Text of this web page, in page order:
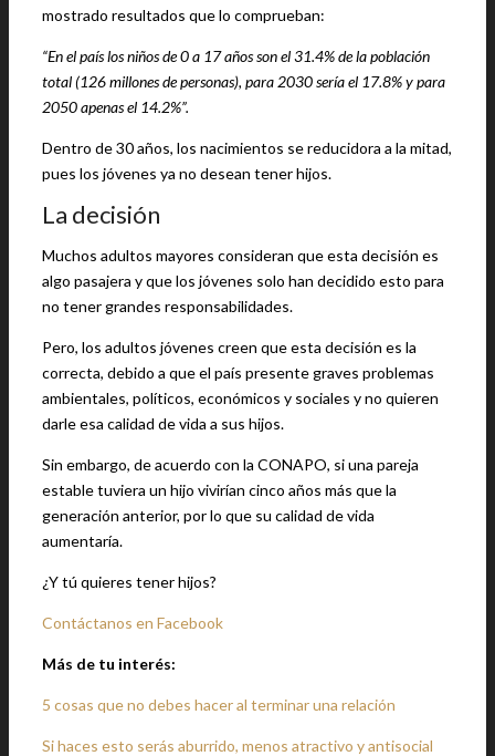
mostrado resultados que lo comprueban:
“En el país los niños de 0 a 17 años son el 31.4% de la población
total (126 millones de personas), para 2030 sería el 17.8% y para
2050 apenas el 14.2%”.
Dentro de 30 años, los nacimientos se reducidora a la mitad,
pues los jóvenes ya no desean tener hijos.
La decisión
Muchos adultos mayores consideran que esta decisión es
algo pasajera y que los jóvenes solo han decidido esto para
no tener grandes responsabilidades.
Pero, los adultos jóvenes creen que esta decisión es la
correcta, debido a que el país presente graves problemas
ambientales, políticos, económicos y sociales y no quieren
darle esa calidad de vida a sus hijos.
Sin embargo, de acuerdo con la CONAPO, si una pareja
estable tuviera un hijo vivirían cinco años más que la
generación anterior, por lo que su calidad de vida
aumentaría.
¿Y tú quieres tener hijos?
Contáctanos en Facebook
Más de tu interés:
5 cosas que no debes hacer al terminar una relación
Si haces esto serás aburrido, menos atractivo y antisocial